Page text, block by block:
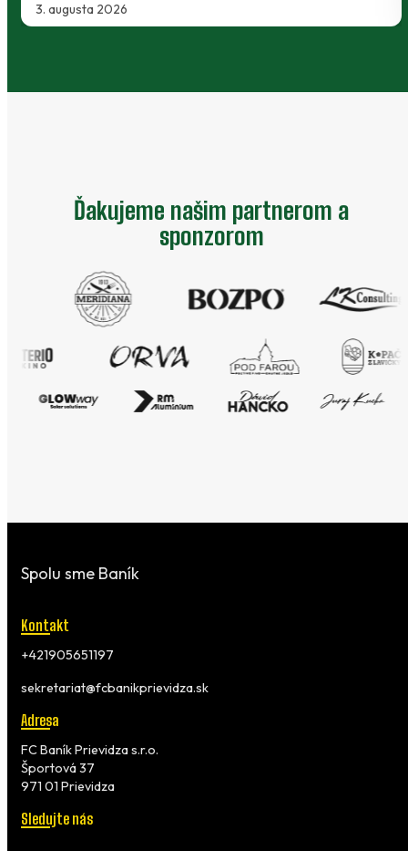
2. augusta 2026
Ďakujeme našim partnerom a
sponzorom
Spolu sme Baník
Kontakt
+421905651197
sekretariat@fcbanikprievidza.sk
Adresa
FC Baník Prievidza s.r.o.
Športová 37
971 01 Prievidza
Sledujte nás